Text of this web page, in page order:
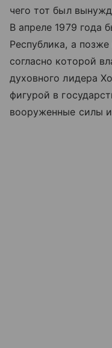
чего тот был
В апреле 1979 года
Республика, а
согласно которой
духовного лидера
фигурой в
вооруженные силы